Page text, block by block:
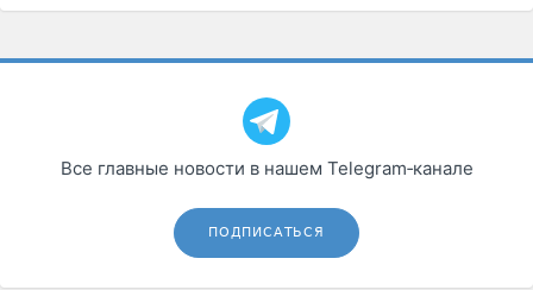
Все главные новости в нашем Telegram‑канале
ПОДПИСАТЬСЯ